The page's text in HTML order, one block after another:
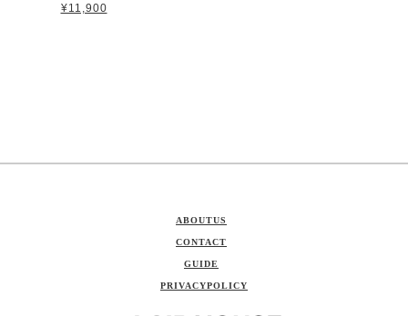
¥11,900
ABOUTUS
CONTACT
GUIDE
PRIVACYPOLICY